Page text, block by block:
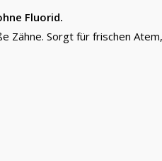
Fluorid.
Zähne. Sorgt für frischen